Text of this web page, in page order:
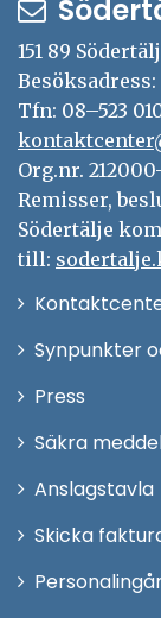
151 89
Tfn: 08–523
Org.nr.
Remisser,
Södertälje
till:
Synpunkter
Press
fönster
Säkra
Anslagstavla
Skicka